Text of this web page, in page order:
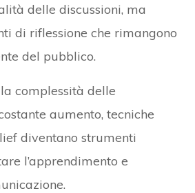
delle discussioni, ma
di riflessione che rimangono
del pubblico.
complessità delle
aumento, tecniche
diventano strumenti
l’apprendimento e